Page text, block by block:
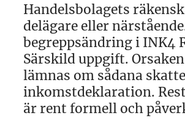
Handelsbolagets
delägare eller
begreppsändring i INK4
Särskild uppgift.
lämnas om sådana
inkomstdeklaration.
är rent formell och